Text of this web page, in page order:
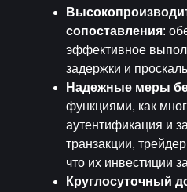
сопоставления:
эффективное
задержки и
Надежные меры
функциями, как
аутентификация и
транзакции,
что их инвестиции
Круглосуточный